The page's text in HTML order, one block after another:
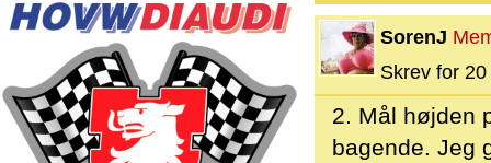
SorenJ
Skrev for
2. Mål højden
bagende. Jeg